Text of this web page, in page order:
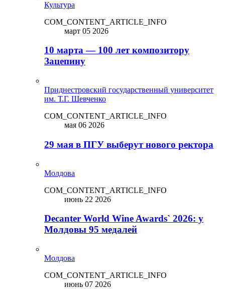
Культура
COM_CONTENT_ARTICLE_INFO
март 05 2026
10 марта — 100 лет композитору
Зацепину
Приднестровский государственный университет
им. Т.Г. Шевченко
COM_CONTENT_ARTICLE_INFO
мая 06 2026
29 мая в ПГУ выберут нового ректора
Молдова
COM_CONTENT_ARTICLE_INFO
июнь 22 2026
Decanter World Wine Awards` 2026: у
Молдовы 95 медалей
Молдова
COM_CONTENT_ARTICLE_INFO
июнь 07 2026